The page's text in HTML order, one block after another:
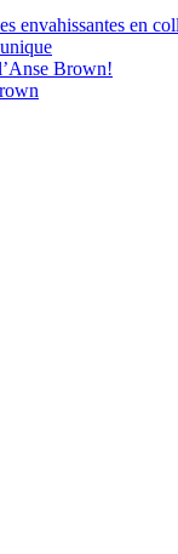
envahissantes en
Brown!